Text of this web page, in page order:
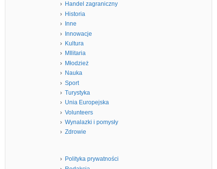
Handel zagraniczny
Historia
Inne
Innowacje
Kultura
MIlitaria
Młodzież
Nauka
Sport
Turystyka
Unia Europejska
Volunteers
Wynalazki i pomysły
Zdrowie
Polityka prywatności